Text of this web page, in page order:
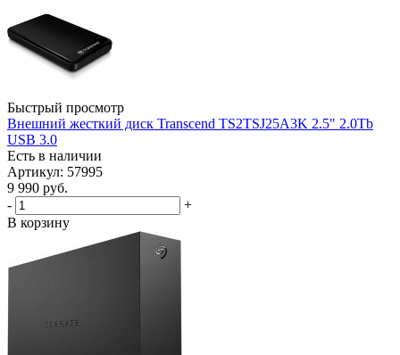
Быстрый просмотр
Внешний жесткий диск Transcend TS2TSJ25A3K 2.5" 2.0Tb
USB 3.0
Есть в наличии
Артикул: 57995
9 990 руб.
-
+
В корзину